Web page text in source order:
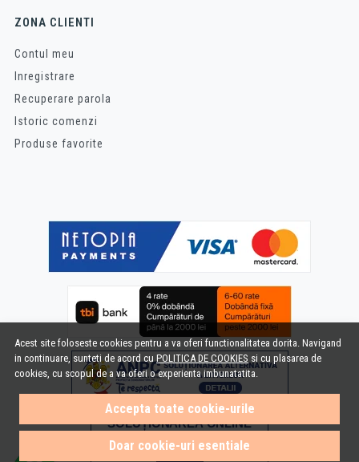
Acest site foloseste cookies pentru a va oferi functionalitatea dorita. Navigand
in continuare, sunteti de acord cuPOLITICA DE COOKIES si cu plasarea de
cookies, cu scopul de a va oferi o experienta imbunatatita.
Accepta toate cookie-urile
Doar cookie-uri esentiale
ZONA CLIENTI
Contul meu
Inregistrare
Recuperare parola
Istoric comenzi
Produse favorite